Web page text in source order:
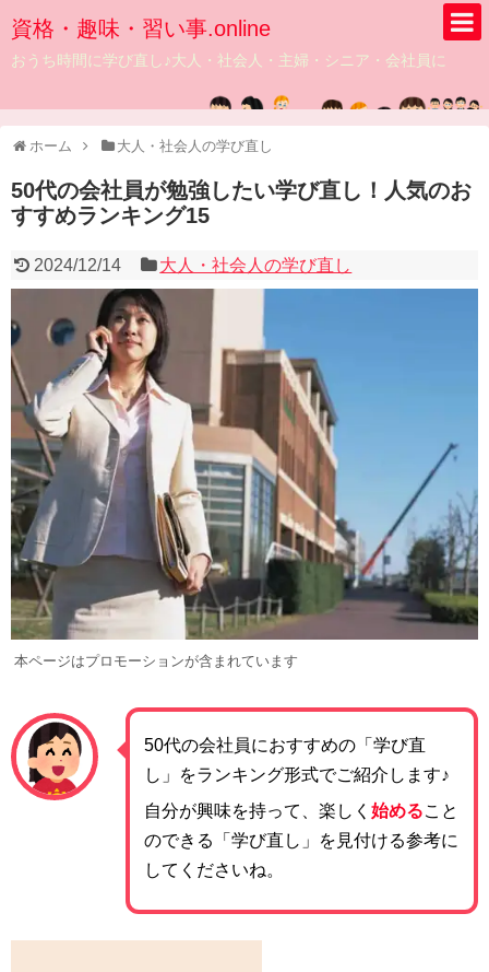
資格・趣味・習い事.online
おうち時間に学び直し♪大人・社会人・主婦・シニア・会社員に
ホーム 大人・社会人の学び直し
50代の会社員が勉強したい学び直し！人気のお
すすめランキング15
2024/12/14 大人・社会人の学び直し
本ページはプロモーションが含まれています
50代の会社員におすすめの「学び直
し」をランキング形式でご紹介します♪
自分が興味を持って、楽しく 始めること
のできる「学び直し」を見付ける参考に
してくださいね。